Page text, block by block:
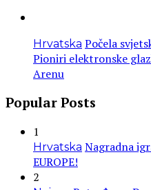
Hrvatska Počela
Pioniri elektronske
Arenu
Popular Posts
1
Hrvatska Nagradna
EUROPE!
2